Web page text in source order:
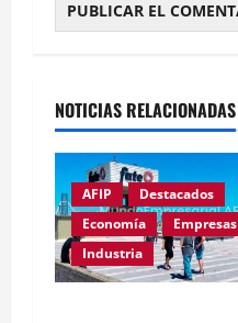
NOTICIAS RELACIONADAS
AFIP
Destacados
Economía
Empresas
Industria